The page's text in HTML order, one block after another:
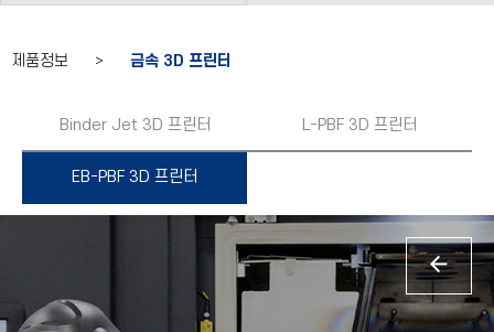
제품정보 > 금속 3D 프린터
Binder Jet 3D 프린터 L-PBF 3D 프린터
EB-PBF 3D 프린터